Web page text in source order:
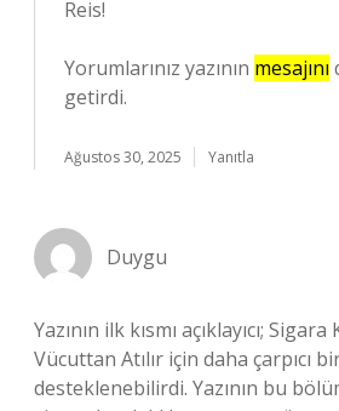
Reis!
Yorumlarınız yazının mesajını
getirdi.
Ağustos 30, 2025 Yanıtla
Duygu
Yazının ilk kısmı açıklayıcı;
Vücuttan Atılır için daha çarpıcı
desteklenebilirdi. Yazının bu